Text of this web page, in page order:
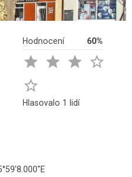
Hodnocení 60%
   

Hlasovalo 1 lidí